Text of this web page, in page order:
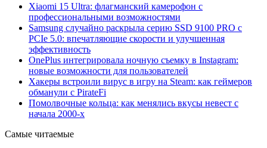
Xiaomi 15 Ultra: флагманский камерофон с
профессиональными возможностями
Samsung случайно раскрыла серию SSD 9100 PRO с
PCIe 5.0: впечатляющие скорости и улучшенная
эффективность
OnePlus интегрировала ночную съемку в Instagram:
новые возможности для пользователей
Хакеры встроили вирус в игру на Steam: как геймеров
обманули с PirateFi
Помолвочные кольца: как менялись вкусы невест с
начала 2000-х
Самые читаемые